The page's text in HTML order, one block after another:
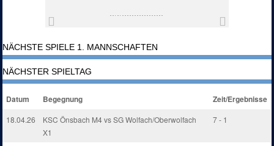
NÄCHSTE SPIELE 1. MANNSCHAFTEN
NÄCHSTER SPIELTAG
Datum Begegnung Zeit/Ergebnisse
18.04.26
KSC Önsbach M4 vs SG Wolfach/Oberwolfach
X1
7 - 1